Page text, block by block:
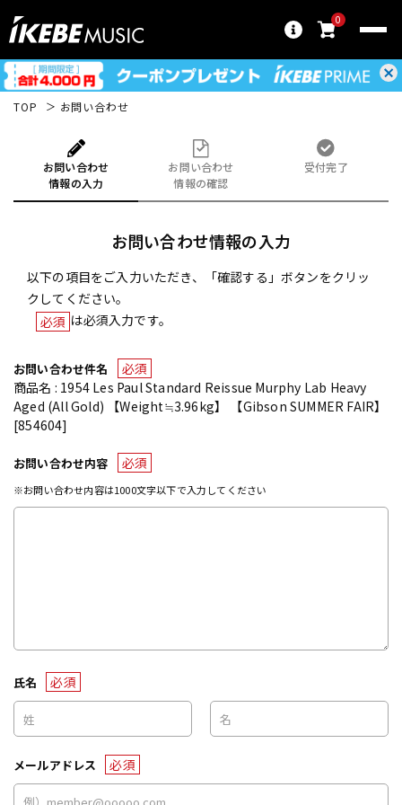
0
TOP お問い合わせ
お問い合わせ
情報の入力
お問い合わせ
情報の確認
受付完了
お問い合わせ情報の入力
以下の項目をご入力いただき、「確認する」ボタンをクリッ
クしてください。
必須 は必須入力です。
お問い合わせ件名
必須
商品名 : 1954 Les Paul Standard Reissue Murphy Lab Heavy
Aged (All Gold) 【Weight≒3.96kg】 【Gibson SUMMER FAIR】
[854604]
お問い合わせ内容 必須
※お問い合わせ内容は1000文字以下で入力してください
氏名 必須
メールアドレス 必須